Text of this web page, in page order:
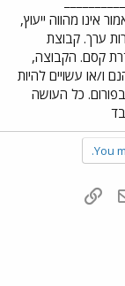
אינו מהווה ייעוץ,
ערך. קבוצת
קסם. הקבוצה,
ו/או עשויים להיות
בפורום. כל העושה
You
דואר אלקטרוני